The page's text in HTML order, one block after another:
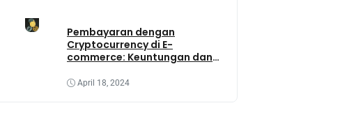
Pembayaran dengan
Cryptocurrency di E-
commerce: Keuntungan dan
April 18, 2024